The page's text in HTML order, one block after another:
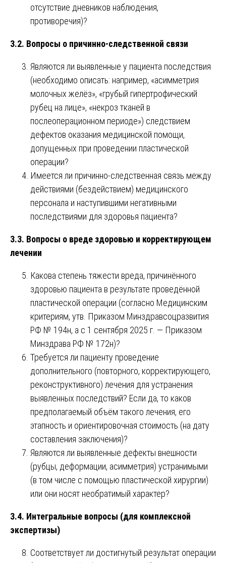
отсутствие дневников наблюдения,
противоречия)?
3.2. Вопросы о причинно-следственной связи
Являются ли выявленные у пациента последствия
(необходимо описать: например, «асимметрия
молочных желёз», «грубый гипертрофический
рубец на лице», «некроз тканей в
послеоперационном периоде») следствием
дефектов оказания медицинской помощи,
допущенных при проведении пластической
операции?
Имеется ли причинно-следственная связь между
действиями (бездействием) медицинского
персонала и наступившими негативными
последствиями для здоровья пациента?
3.3. Вопросы о вреде здоровью и корректирующем
лечении
Какова степень тяжести вреда, причинённого
здоровью пациента в результате проведённой
пластической операции (согласно Медицинским
критериям, утв. Приказом Минздравсоцразвития
РФ № 194н, а с 1 сентября 2025 г. — Приказом
Минздрава РФ № 172н)?
Требуется ли пациенту проведение
дополнительного (повторного, корректирующего,
реконструктивного) лечения для устранения
выявленных последствий? Если да, то каков
предполагаемый объём такого лечения, его
этапность и ориентировочная стоимость (на дату
составления заключения)?
Являются ли выявленные дефекты внешности
(рубцы, деформации, асимметрия) устранимыми
(в том числе с помощью пластической хирургии)
или они носят необратимый характер?
3.4. Интегральные вопросы (для комплексной
экспертизы)
Соответствует ли достигнутый результат операции